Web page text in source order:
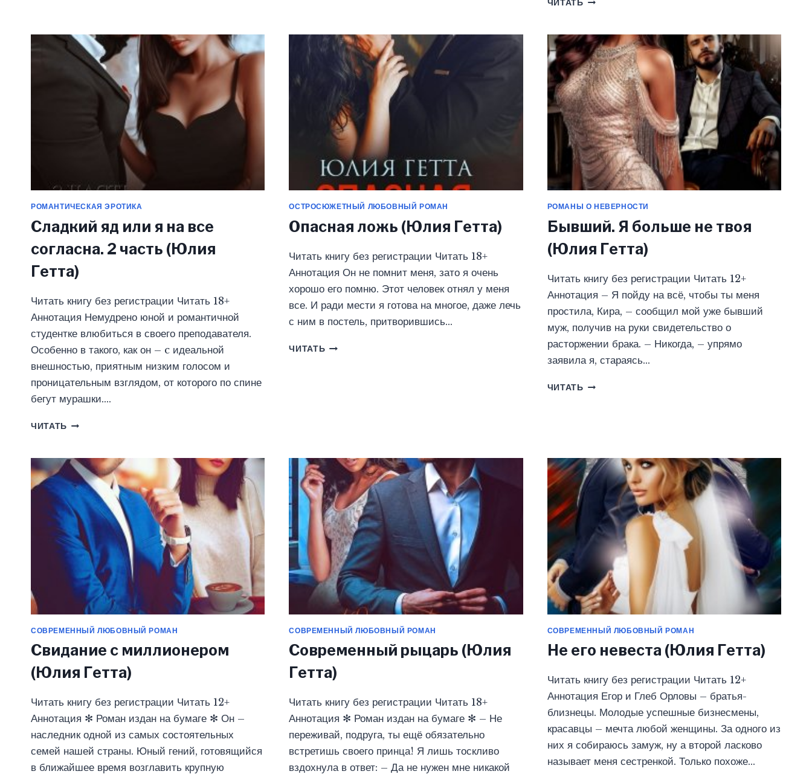
ЧИТАТЬ
АДРЕНАЛИН
(ЮЛИЯ
ГЕТТА)
РОМАНТИЧЕСКАЯ ЭРОТИКА
Сладкий яд или я на все
согласна. 2 часть (Юлия
Гетта)
Читать книгу без регистрации Читать 18+
Аннотация Немудрено юной и романтичной
студентке влюбиться в своего преподавателя.
Особенно в такого, как он – c идеальной
внешностью, приятным низким голосом и
проницательным взглядом, от которого по спине
бегут мурашки….
ЧИТАТЬ СЛАДКИЙ
Я
НА
ВСЕ
СОГЛАСНА.
2
ЧАСТЬ
(ЮЛИЯ
ГЕТТА)
ОСТРОСЮЖЕТНЫЙ ЛЮБОВНЫЙ РОМАН
Опасная ложь (Юлия Гетта)
Читать книгу без регистрации Читать 18+
Аннотация Он не помнит меня, зато я очень
хорошо его помню. Этот человек отнял у меня
все. И ради мести я готова на многое, даже лечь
с ним в постель, притворившись…
ЧИТАТЬ ОПАСНАЯ
РОМАНЫ О НЕВЕРНОСТИ
Бывший. Я больше не твоя
(Юлия Гетта)
Читать книгу без регистрации Читать 12+
Аннотация – Я пойду на всё, чтобы ты меня
простила, Кира, – сообщил мой уже бывший
муж, получив на руки свидетельство о
расторжении брака. – Никогда, – упрямо
заявила я, стараясь…
ЧИТАТЬ БЫВШИЙ.
ГЕТТА)
СОВРЕМЕННЫЙ ЛЮБОВНЫЙ РОМАН
Свидание с миллионером
(Юлия Гетта)
Читать книгу без регистрации Читать 12+
Аннотация ✻ Роман издан на бумаге ✻ Он –
наследник одной из самых состоятельных
семей нашей страны. Юный гений, готовящийся
в ближайшее время возглавить крупную
СОВРЕМЕННЫЙ ЛЮБОВНЫЙ РОМАН
Современный рыцарь (Юлия
Гетта)
Читать книгу без регистрации Читать 18+
Аннотация ✻ Роман издан на бумаге ✻ – Не
переживай, подруга, ты ещё обязательно
встретишь своего принца! Я лишь тоскливо
вздохнула в ответ: – Да не нужен мне никакой
СОВРЕМЕННЫЙ ЛЮБОВНЫЙ РОМАН
Не его невеста (Юлия Гетта)
Читать книгу без регистрации Читать 12+
Аннотация Егор и Глеб Орловы – братья-
близнецы. Молодые успешные бизнесмены,
красавцы – мечта любой женщины. За одного из
них я собираюсь замуж, ну а второй ласково
называет меня сестренкой. Только похоже…